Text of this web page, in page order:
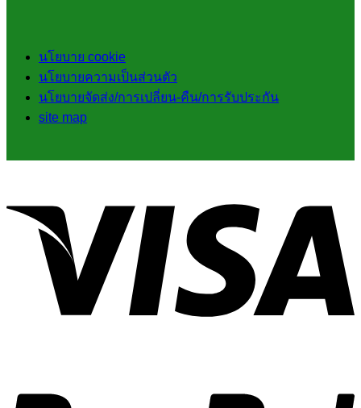
นโยบาย cookie
นโยบายความเป็นส่วนตัว
นโยบายจัดส่ง/การเปลี่ยน-คืน/การรับประกัน
site map